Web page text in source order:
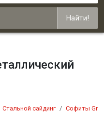
Найти!
Стальной сайдинг Софиты